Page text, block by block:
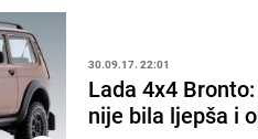
30.09.17. 22:01
Lada 4x4
nije bila ljepša i